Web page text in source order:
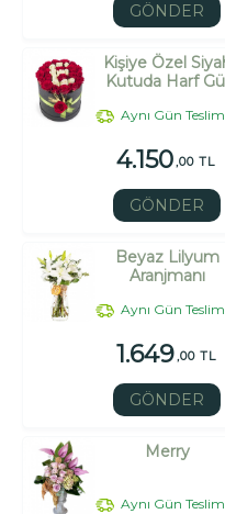
GÖNDER
Kişiye Özel
Kutuda Harf
Aynı Gün
4.150,00 TL
GÖNDER
Beyaz Lilyum
Aranjmanı
Aynı Gün
1.649,00 TL
GÖNDER
Merry
Aynı Gün